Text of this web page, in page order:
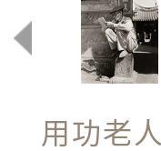
用功老人